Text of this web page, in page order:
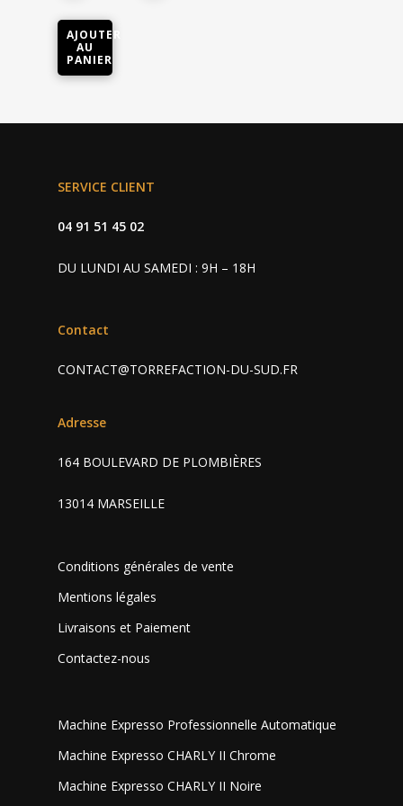
AJOUTER
AU
PANIER
SERVICE CLIENT
04 91 51 45 02
DU LUNDI AU SAMEDI : 9H – 18H
Contact
CONTACT@TORREFACTION-DU-SUD.FR
Adresse
164 BOULEVARD DE PLOMBIÈRES
13014 MARSEILLE
Conditions générales de vente
Mentions légales
Livraisons et Paiement
Contactez-nous
Machine Expresso Professionnelle Automatique
Machine Expresso CHARLY II Chrome
Machine Expresso CHARLY II Noire
Accessoires